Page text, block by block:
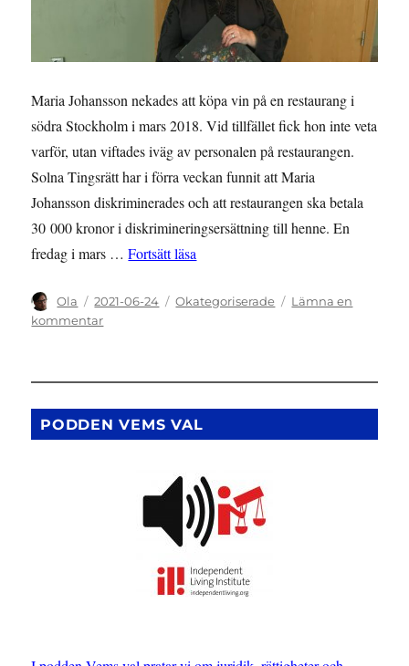
Maria Johansson nekades att köpa vin på en restaurang i
södra Stockholm i mars 2018. Vid tillfället fick hon inte veta
varför, utan viftades iväg av personalen på restaurangen.
Solna Tingsrätt har i förra veckan funnit att Maria
Johansson diskriminerades och att restaurangen ska betala
30 000 kronor i diskrimineringsersättning till henne. En
fredag i mars …Fortsätt läsa
Författare
Ola
Publicerat
den
2021-06-24 Kategorier
Okategoriserade
Lämna en
kommentartill
för
krogdiskriminering
PODDEN VEMS VAL